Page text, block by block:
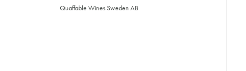
Quaffable Wines Sweden AB